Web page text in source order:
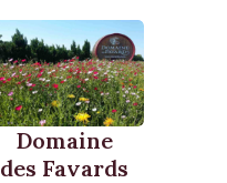
Domaine
des Favards